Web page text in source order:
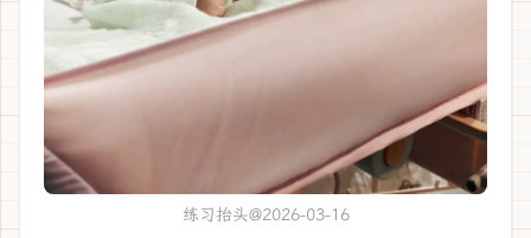
练习抬头@2026-03-16